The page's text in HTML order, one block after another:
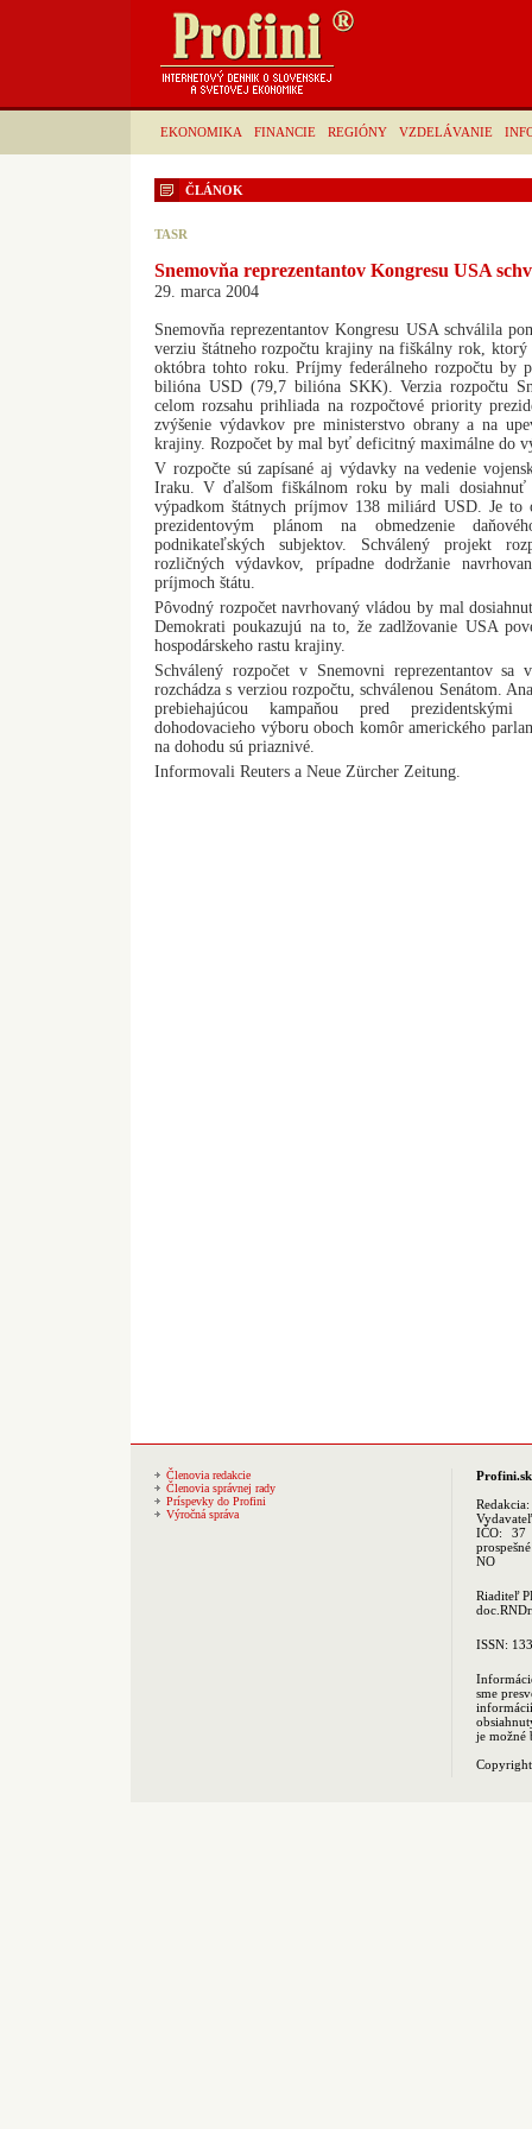
EKONOMIKA FINANCIE REGIÓNY VZDELÁVANIE
ČLÁNOK
TASR
Snemovňa reprezentantov Kongresu USA
29. marca 2004
Snemovňa reprezentantov Kongresu USA schválila
verziu štátneho rozpočtu krajiny na fiškálny rok, ktorý
októbra tohto roku. Príjmy federálneho rozpočtu by
bilióna USD (79,7 bilióna SKK). Verzia rozpočtu
celom rozsahu prihliada na rozpočtové priority
zvýšenie výdavkov pre ministerstvo obrany a na
krajiny. Rozpočet by mal byť deficitný maximálne do
V rozpočte sú zapísané aj výdavky na vedenie
Iraku. V ďalšom fiškálnom roku by mali
výpadkom štátnych príjmov 138 miliárd USD. Je to
prezidentovým plánom na obmedzenie
podnikateľských subjektov. Schválený projekt
rozličných výdavkov, prípadne dodržanie
príjmoch štátu.
Pôvodný rozpočet navrhovaný vládou by mal
Demokrati poukazujú na to, že zadlžovanie USA
hospodárskeho rastu krajiny.
Schválený rozpočet v Snemovni reprezentantov sa
rozchádza s verziou rozpočtu, schválenou Senátom.
prebiehajúcou kampaňou pred
dohodovacieho výboru oboch komôr amerického
na dohodu sú priaznivé.
Informovali Reuters a Neue Zürcher Zeitung.
Členovia redakcie
Členovia správnej rady
Príspevky do Profini
Výročná správa
Profini.sk
Redakcia:
IČO: 37
NO
Riaditeľ
ISSN:
sme
je možné